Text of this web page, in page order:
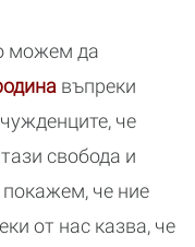
можем да
въпреки
че
свобода и
че ние
от нас казва, че